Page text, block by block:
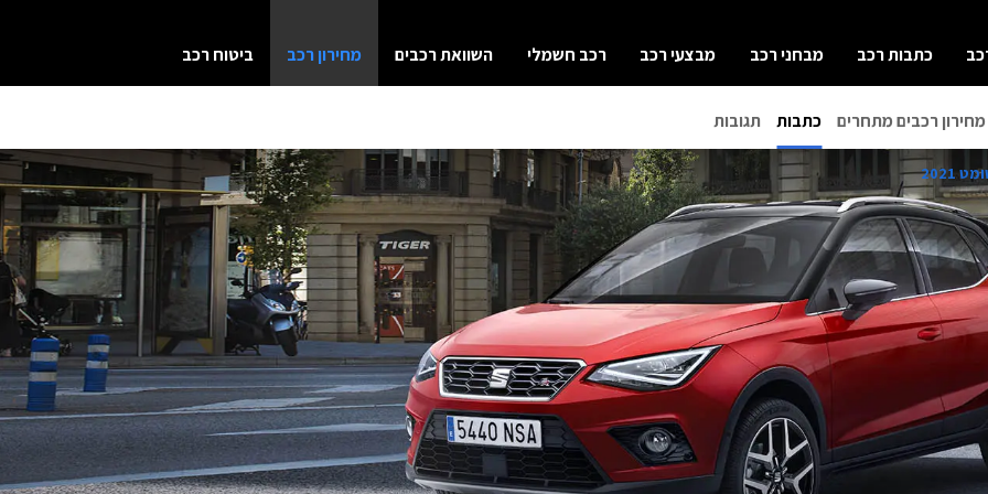
כתבות רכב מבחני רכב מבצעי רכב רכב חשמלי השוואת רכבים מחירון רכב
(current) ביטוח רכב
מחירון רכבים מתחרים כתבות תגובות